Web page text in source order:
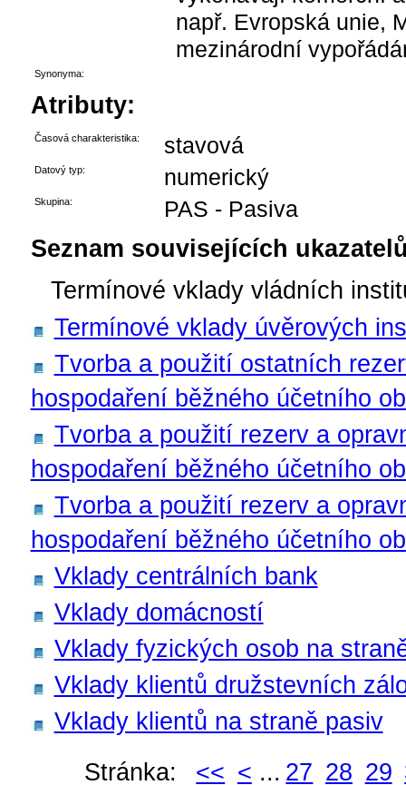
např. Evropská unie,
mezinárodní
Synonyma:
Atributy:
Časová charakteristika: stavová
Datový typ: numerický
Skupina: PAS - Pasiva
Seznam souvisejících
Termínové vklady vládních
Termínové vklady úvěrových
Tvorba a použití ostatních
hospodaření běžného účetního
Tvorba a použití rezerv a
hospodaření běžného účetního
Tvorba a použití rezerv a
hospodaření běžného účetního
Vklady centrálních bank
Vklady domácností
Vklady fyzických osob na
Vklady klientů družstevních
Vklady klientů na straně pasiv
Stránka:
<< < ... 27 28 29